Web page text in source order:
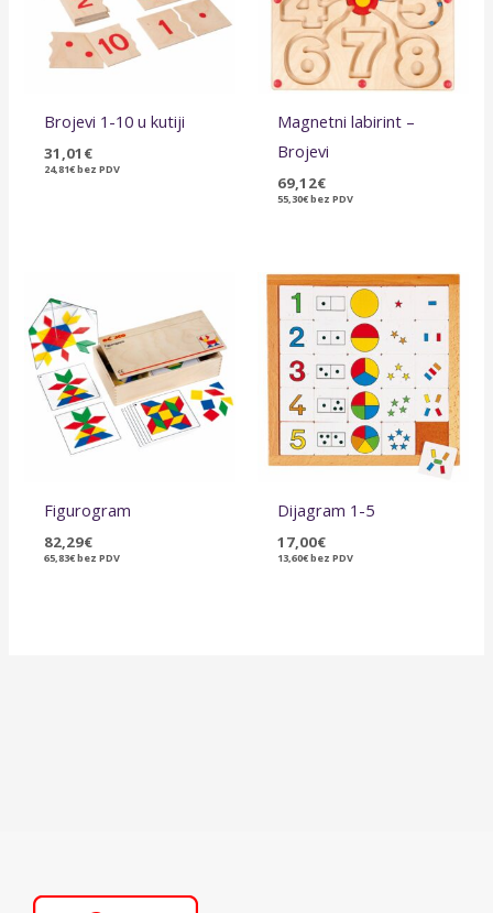
Brojevi 1-10 u kutiji
31,01 €
24,81€bez PDV
Magnetni labirint –
Brojevi
69,12€
55,30€bez PDV
Figurogram
82,29€
65,83€bez PDV
Dijagram 1-5
17,00€
13,60€bez PDV